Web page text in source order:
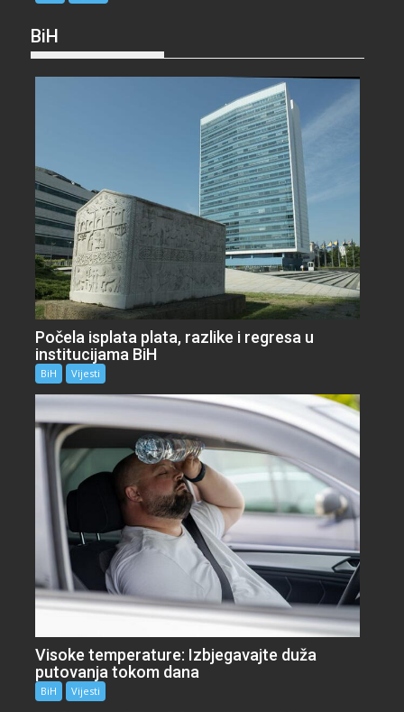
BiH
Počela isplata plata, razlike i regresa u
institucijama BiH
BiH Vijesti
Visoke temperature: Izbjegavajte duža
putovanja tokom dana
BiH Vijesti